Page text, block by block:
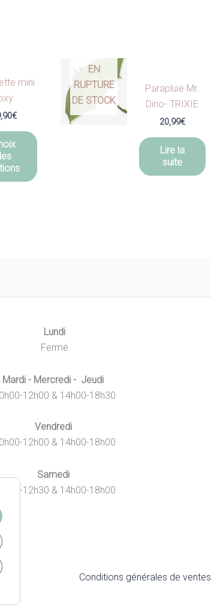
mini
€
du
produit
EN
RUPTURE
DE STOCK
Parapluie Mr.
Dino- TRIXIE
20,99€
Lire la
suite
Lundi
Fermé
Mardi - Mercredi - Jeudi
12h00 & 14h00-18h30
Vendredi
12h00 & 14h00-18h00
Samedi
12h30 & 14h00-18h00
Conditions générales de ventes